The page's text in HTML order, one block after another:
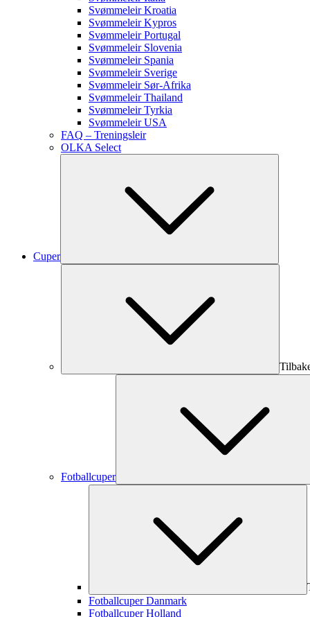
Svømmeleir Kroatia
Svømmeleir Kypros
Svømmeleir Portugal
Svømmeleir Slovenia
Svømmeleir Spania
Svømmeleir Sverige
Svømmeleir Sør-Afrika
Svømmeleir Thailand
Svømmeleir Tyrkia
Svømmeleir USA
FAQ – Treningsleir
OLKA Select
Cuper
Fotballcuper
Fotballcuper Danmark
Fotballcuper Holland